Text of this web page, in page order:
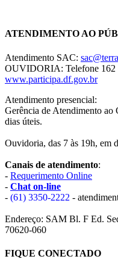
ATENDIMENTO AO
Atendimento SAC:
OUVIDORIA: Telefone 162
www.participa.df.gov.br
Atendimento presencial:
Gerência de Atendimento ao
dias úteis.
Ouvidoria, das 7 às 19h, em
Canais de atendimento:
- Requerimento Online
- Chat on-line
- (61) 3350-2222 -
Endereço: SAM Bl. F Ed.
70620-060
FIQUE CONECTADO